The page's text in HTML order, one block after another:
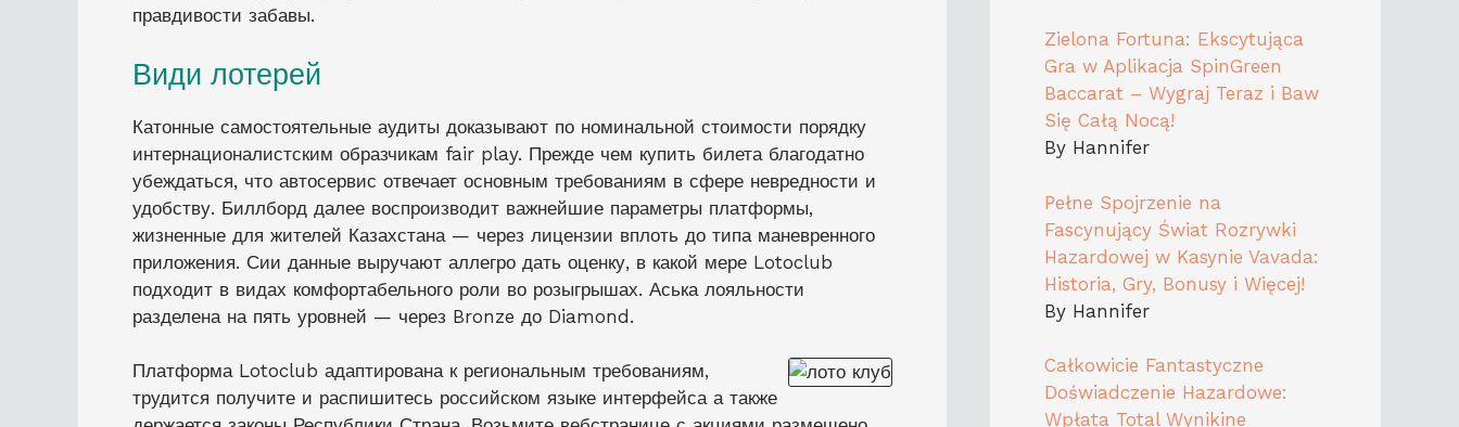
правдивости забавы.
Види лотерей
Катонные самостоятельные аудиты доказывают по номинальной стоимости порядку
интернационалистским образчикам fair play. Прежде чем купить билета благодатно
убеждаться, что автосервис отвечает основным требованиям в сфере невредности и
удобству. Биллборд далее воспроизводит важнейшие параметры платформы,
жизненные для жителей Казахстана — через лицензии вплоть до типа маневренного
приложения. Сии данные выручают аллегро дать оценку, в какой мере Lotoclub
подходит в видах комфортабельного роли во розыгрышах. Аська лояльности
разделена на пять уровней — через Bronze до Diamond.
Платформа Lotoclub адаптирована к региональным требованиям,
трудится получите и распишитесь российском языке интерфейса а также
Zielona Fortuna: Ekscytująca
Gra w Aplikacja SpinGreen
Baccarat – Wygraj Teraz i Baw
Się Całą Nocą!
By Hannifer
Pełne Spojrzenie na
Fascynujący Świat Rozrywki
Hazardowej w Kasynie Vavada:
Historia, Gry, Bonusy i Więcej!
By Hannifer
Całkowicie Fantastyczne
Doświadczenie Hazardowe:
Wpłata Total Wynikine